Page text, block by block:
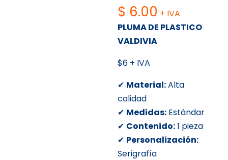
$ 6.00 + IVA
PLUMA DE PLASTICO
VALDIVIA
$6 + IVA
✔ Material:Alta
calidad
✔ Medidas: Estándar
✔ Contenido:1 pieza
✔ Personalización:
Serigrafía